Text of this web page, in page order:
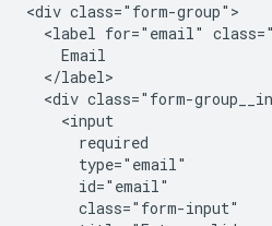
<div class="form-group">
<label for="email"
    Email
  </label>
<div class="form-
    <input
      required
      type="email"
      id="email"
      class="form-input"